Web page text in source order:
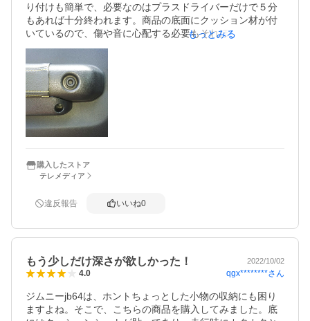
り付けも簡単で、必要なのはプラスドライバーだけで５分
もあれば十分終われます。商品の底面にクッション材が付
いているので、傷や音に心配する必要もそれほど無いと思
います。スマホは、カバーが無いタイプはスッポリ入りま
ている感はありますが、固定されているので、走行中落ち
たりはしませんでした。助手席側の収納に困っていたので
大変満足しています。
もっとみる
購入したストア
テレメディア
違反報告 いいね0
もう少しだけ深さが欲しかった！ 2022/10/02
4.0 qgx********さん
ジムニーjb64は、ホントちょっとした小物の収納にも困り
ますよね。そこで、こちらの商品を購入してみました。底